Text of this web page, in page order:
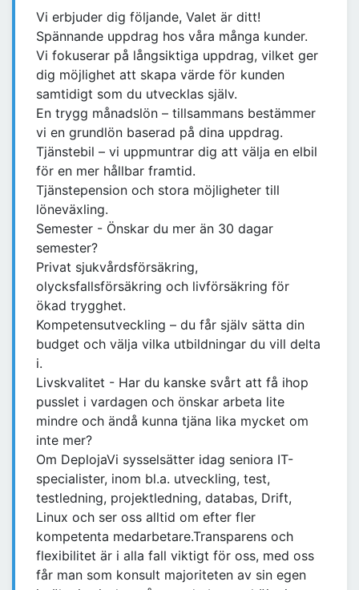
Vi erbjuder dig följande, Valet är ditt!
Spännande uppdrag hos våra många kunder.
Vi fokuserar på långsiktiga uppdrag, vilket ger
dig möjlighet att skapa värde för kunden
samtidigt som du utvecklas själv.
En trygg månadslön – tillsammans bestämmer
vi en grundlön baserad på dina uppdrag.
Tjänstebil – vi uppmuntrar dig att välja en elbil
för en mer hållbar framtid.
Tjänstepension och stora möjligheter till
löneväxling.
Semester - Önskar du mer än 30 dagar
semester?
Privat sjukvårdsförsäkring,
olycksfallsförsäkring och livförsäkring för
ökad trygghet.
Kompetensutveckling – du får själv sätta din
budget och välja vilka utbildningar du vill delta
i.
Livskvalitet - Har du kanske svårt att få ihop
pusslet i vardagen och önskar arbeta lite
mindre och ändå kunna tjäna lika mycket om
inte mer?
Om DeplojaVi sysselsätter idag seniora IT-
specialister, inom bl.a. utveckling, test,
testledning, projektledning, databas, Drift,
Linux och ser oss alltid om efter fler
kompetenta medarbetare.Transparens och
flexibilitet är i alla fall viktigt för oss, med oss
får man som konsult majoriteten av sin egen